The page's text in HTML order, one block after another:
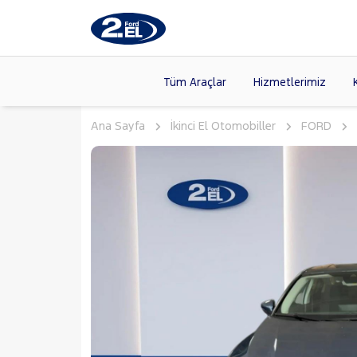
Tüm Araçlar Hizmetlerimiz
Markalar > FORD
Ana Sayfa İkinci El Otomobiller FORD